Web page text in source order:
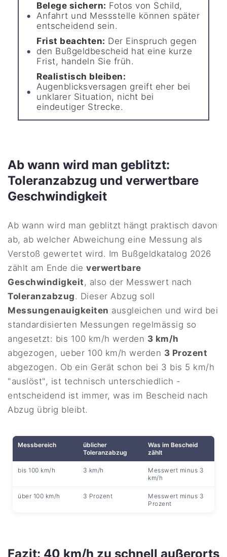
Belege sichern: Fotos von Schild,
Anfahrt und Messstelle können später
entscheidend sein.
Frist beachten: Der Einspruch gegen
den Bußgeldbescheid hat eine kurze
Frist, handeln Sie früh.
Realistisch bleiben:
Augenblicksversagen greift eher bei
unklarer Situation, nicht bei
eindeutiger Strecke.
Ab wann wird man geblitzt:
Toleranzabzug und verwertbare
Geschwindigkeit
Ab wann wird man geblitzt hängt praktisch davon
ab, ab welcher Abweichung eine Messung als
Verstoß gewertet wird. Im Bußgeldkatalog 2026
zählt am Ende dieverwertbare
Geschwindigkeit, also der Messwert nach
Toleranzabzug. Dieser Abzug soll
Messungenauigkeiten ausgleichen und wird bei
standardisierten Messungen regelmässig so
angesetzt: bis 100 km/h werden 3 km/h
abgezogen, ueber 100 km/h werden 3 Prozent
abgezogen. Ob ein Gerät schon bei 3 bis 5 km/h
"auslöst", ist technisch unterschiedlich -
entscheidend ist immer, was im Bescheid nach
Abzug übrig bleibt.
Messbereich
üblicher
Toleranzabzug
Was im Bescheid
zählt
bis 100 km/h 3 km/h
Messwert minus 3
km/h
über 100 km/h 3 Prozent
Messwert minus 3
Prozent
Fazit: 40 km/h zu schnell außerorts